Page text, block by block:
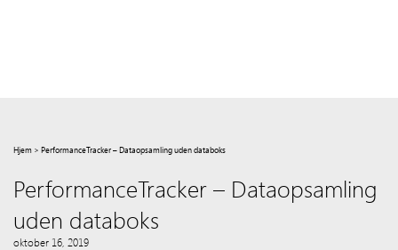
Hjem > PerformanceTracker – Dataopsamling uden databoks
PerformanceTracker – Dataopsamling
uden databoks
oktober 16, 2019